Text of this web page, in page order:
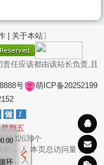
| 关于本站〕
任应该都由该站长负责,且
号
萌ICP备20252199
期五
量32639个
中... 人 本页总访问量加载
中... 人
环